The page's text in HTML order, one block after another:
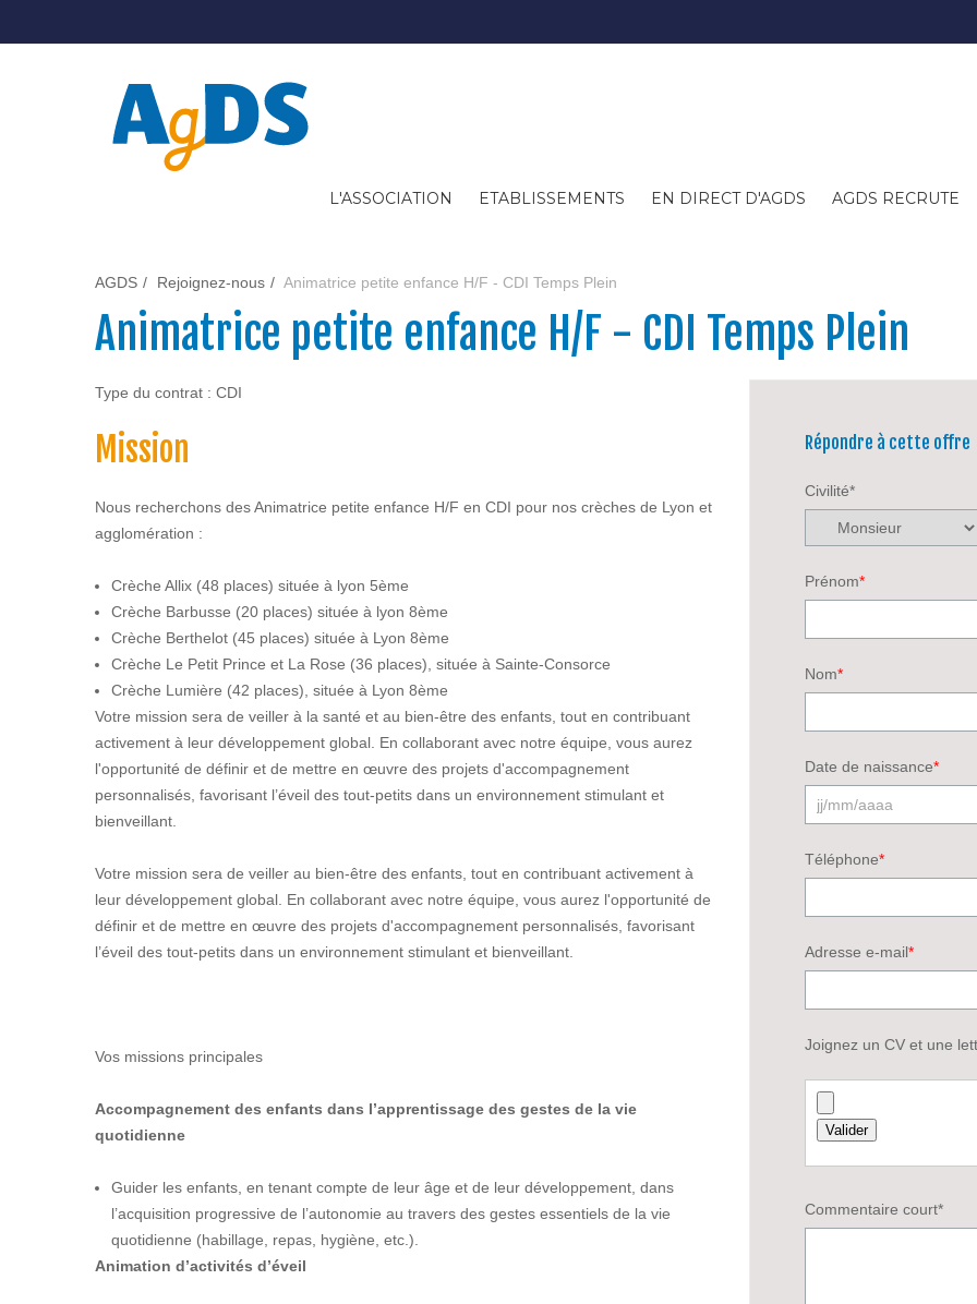
L'ASSOCIATION ETABLISSEMENTS EN DIRECT D'AGDS AGDS RECRUTE
AGDS Rejoignez-nous Animatrice petite enfance H/F - CDI Temps Plein
Animatrice petite enfance H/F - CDI Temps Plein
Type du contrat : CDI
Mission
Nous recherchons des Animatrice petite enfance H/F en CDI pour nos crèches de Lyon et
agglomération :
Crèche Allix (48 places) située à lyon 5ème
Crèche Barbusse (20 places) située à lyon 8ème
Crèche Berthelot (45 places) située à Lyon 8ème
Crèche Le Petit Prince et La Rose (36 places), située à Sainte-Consorce
Crèche Lumière (42 places), située à Lyon 8ème
Votre mission sera de veiller à la santé et au bien-être des enfants, tout en contribuant
activement à leur développement global. En collaborant avec notre équipe, vous aurez
l'opportunité de définir et de mettre en œuvre des projets d'accompagnement
personnalisés, favorisant l’éveil des tout-petits dans un environnement stimulant et
bienveillant.
Votre mission sera de veiller au bien-être des enfants, tout en contribuant activement à
leur développement global. En collaborant avec notre équipe, vous aurez l'opportunité de
définir et de mettre en œuvre des projets d'accompagnement personnalisés, favorisant
l’éveil des tout-petits dans un environnement stimulant et bienveillant.
Vos missions principales
Accompagnement des enfants dans l’apprentissage des gestes de la vie
quotidienne
Guider les enfants, en tenant compte de leur âge et de leur développement, dans
l’acquisition progressive de l’autonomie au travers des gestes essentiels de la vie
quotidienne (habillage, repas, hygiène, etc.).
Animation d’activités d’éveil
Répondre à cette offre
Civilité*
Prénom*
Nom*
Date de naissance*
Téléphone*
Adresse e-mail*
Joignez un CV et une
Commentaire court*